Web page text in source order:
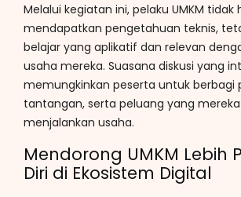
Melalui kegiatan ini, pelaku UMKM tidak
mendapatkan pengetahuan teknis,
belajar yang aplikatif dan relevan
usaha mereka. Suasana diskusi yang
memungkinkan peserta untuk berbagi
tantangan, serta peluang yang
menjalankan usaha.
Mendorong UMKM Lebih
Diri di Ekosistem Digital